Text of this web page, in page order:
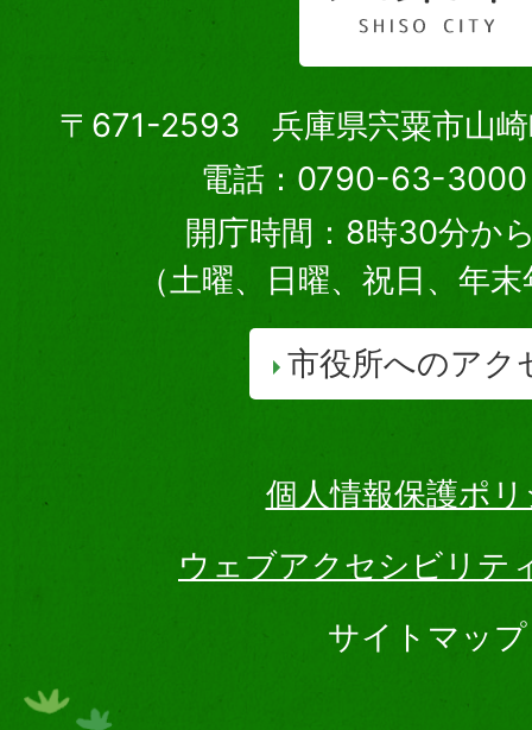
〒671-2593 兵庫県宍粟市山崎
電話：0790-63-3000
開庁時間：8時30分か
（土曜、日曜、祝日、年
市役所へのアク
個人情報保護ポ
ウェブアクセシビリテ
サイトマップ